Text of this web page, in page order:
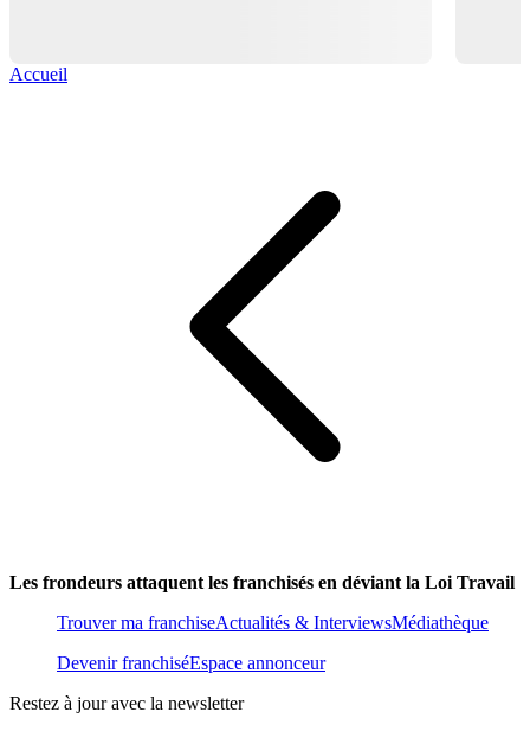
Accueil
Les frondeurs attaquent les franchisés en déviant la Loi Travail
Trouver ma franchiseActualités & InterviewsMédiathèque
Devenir franchiséEspace annonceur
Restez à jour avec la newsletter